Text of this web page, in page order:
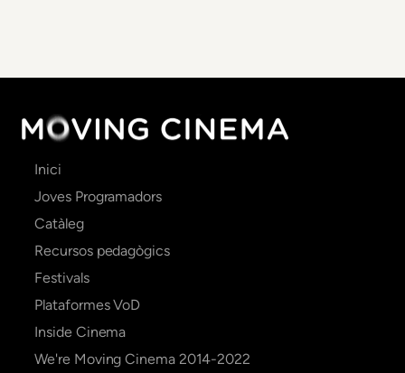
Main
navigation
Inici
Joves Programadors
Catàleg
Recursos pedagògics
Festivals
Plataformes VoD
Inside Cinema
We're Moving Cinema 2014-2022